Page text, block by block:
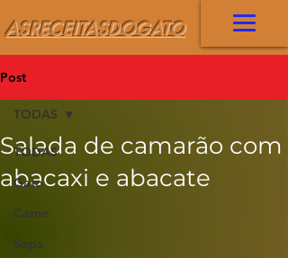
ASRECEITASDOGATO
Post
TODAS
Gato
Carne
Sopa
TODAS
Salada de camarão com
abacaxi e abacate